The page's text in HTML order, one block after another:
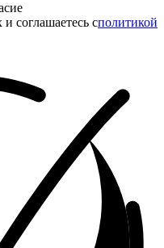
соглашаетесь cполитикой